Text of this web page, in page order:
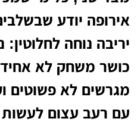
אירופה יודע
יריבה נוחה
כושר משחק לא
מגרשים לא פשוטים
עם רעב עצום